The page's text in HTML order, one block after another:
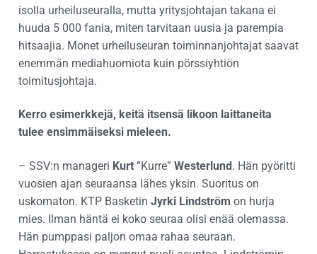
isolla urheiluseuralla, mutta yritysjohtajan takana ei
huuda 5 000 fania, miten tarvitaan uusia ja parempia
hitsaajia. Monet urheiluseuran toiminnanjohtajat saavat
enemmän mediahuomiota kuin pörssiyhtiön
toimitusjohtaja.
Kerro esimerkkejä, keitä itsensä likoon laittaneita
tulee ensimmäiseksi mieleen.
– SSV:n manageri Kurt ”Kurre” Westerlund. Hän pyöritti
vuosien ajan seuraansa lähes yksin. Suoritus on
uskomaton. KTP Basketin Jyrki Lindström on hurja
mies. Ilman häntä ei koko seuraa olisi enää olemassa.
Hän pumppasi paljon omaa rahaa seuraan.